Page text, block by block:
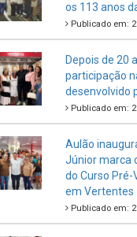
os 113 anos
Publicado em:
Depois de 20
participação
desenvolvido
Publicado em:
Aulão
Júnior marca
do Curso
em Vertentes
Publicado em: